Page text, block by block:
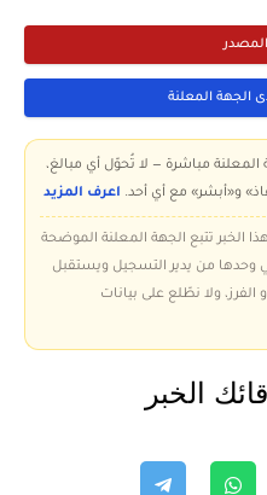
الجهة المعلنة
المعلنة مباشرة — لا تُحوّل أي مبالغ،
و«أبشر» مع أي أحد. اعرف المزيد
الخبر تتبع الجهة المعلنة الموضحة
وحدها من يدير التسجيل ويستقبل
ولا نطّلع على بيانات
الخبر